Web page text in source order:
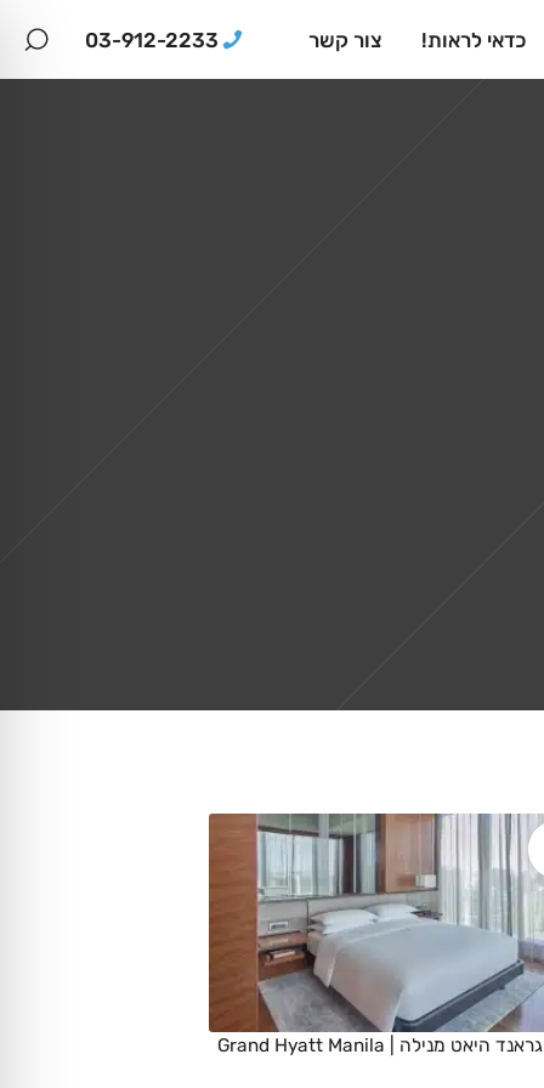
כדאי לראות! צור קשר 03-912-2233
וידאו מגראנד היאט מנילה | Grand Hyatt Manila